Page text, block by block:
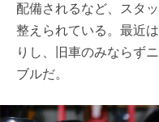
配備されるなど、スタ
整えられている。最近
りし、旧車のみならず
ブルだ。